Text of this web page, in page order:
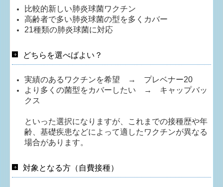
比較的新しい肺炎球菌ワクチン
高齢者で多い肺炎球菌の型を多くカバー
21種類の肺炎球菌に対応
どちらを選べばよい？
実績のあるワクチンを希望 → プレベナー20
より多くの菌型をカバーしたい → キャップバッ
クス
といった選択になりますが、これまでの接種歴や年
齢、基礎疾患などによって適したワクチンが異なる
場合があります。
対象となる方（自費接種）